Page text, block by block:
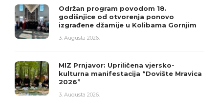
Održan program povodom 18.
godišnjice od otvorenja ponovo
izgrađene džamije u Kolibama Gornjim
3. Augusta 2026.
MIZ Prnjavor: Upriličena vjersko-
kulturna manifestacija “Dovište Mravica
2026”
3. Augusta 2026.